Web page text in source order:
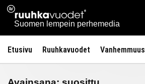
Siirry
sisältöön
Ruuhkavuodet.fi
Suomen lempein perhemedia
Etusivu Ruuhkavuodet Vanhemmuus